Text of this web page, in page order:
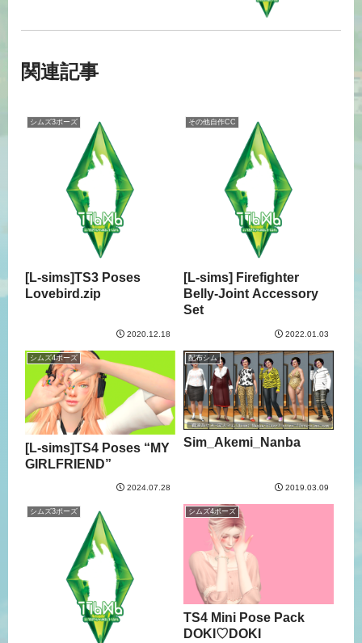
関連記事
シムズ3ポーズ
[L-sims]TS3 Poses
Lovebird.zip
2020.12.18
その他自作CC
[L-sims] Firefighter
Belly-Joint Accessory
Set
2022.01.03
シムズ4ポーズ
[L-sims]TS4 Poses “MY
GIRLFRIEND”
2024.07.28
配布シム
Sim_Akemi_Nanba
2019.03.09
シムズ3ポーズ シムズ4ポーズ
TS4 Mini Pose Pack
DOKI♡DOKI